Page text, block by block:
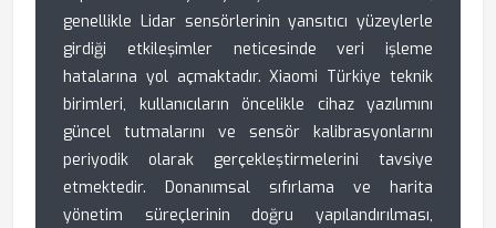
genellikle Lidar sensörlerinin yansıtıcı yüzeylerle
girdiği etkileşimler neticesinde veri işleme
hatalarına yol açmaktadır. Xiaomi Türkiye teknik
birimleri, kullanıcıların öncelikle cihaz yazılımını
güncel tutmalarını ve sensör kalibrasyonlarını
periyodik olarak gerçekleştirmelerini tavsiye
etmektedir. Donanımsal sıfırlama ve harita
yönetim süreçlerinin doğru yapılandırılması,